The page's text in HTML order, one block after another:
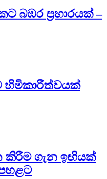
බඹර ප්‍රහාරයක් –
හිමිකාරීත්වයක්
කිරීම ගැන ඉඟියක්